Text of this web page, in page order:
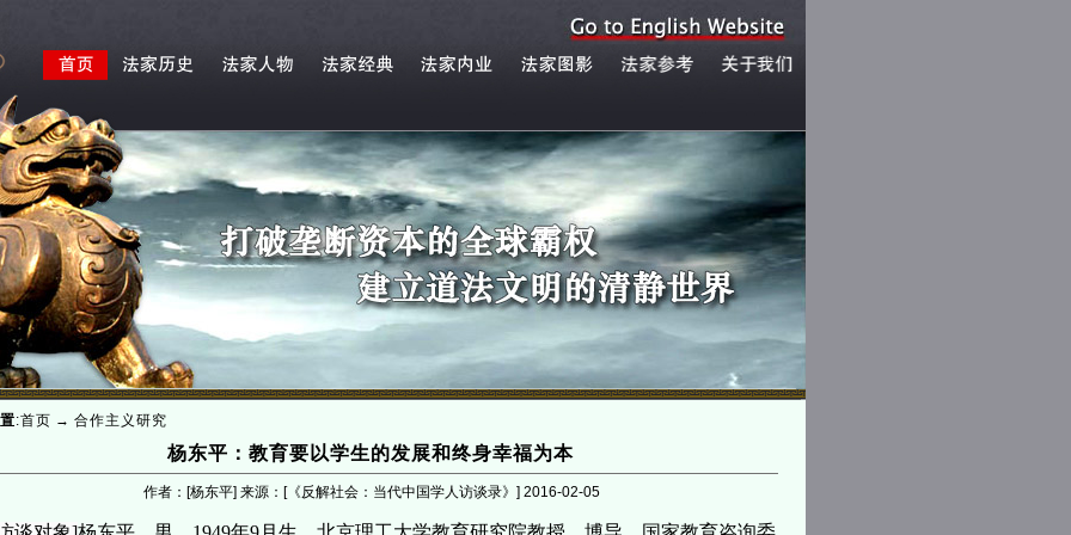
:首页 → 合作主义研究
杨东平：教育要以学生的发展和终身幸福为本
作者：[杨东平] 来源：[《反解社会：当代中国学人访谈录》] 2016-02-05